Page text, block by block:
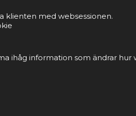
klienten med websessionen.
ihåg information som ändrar